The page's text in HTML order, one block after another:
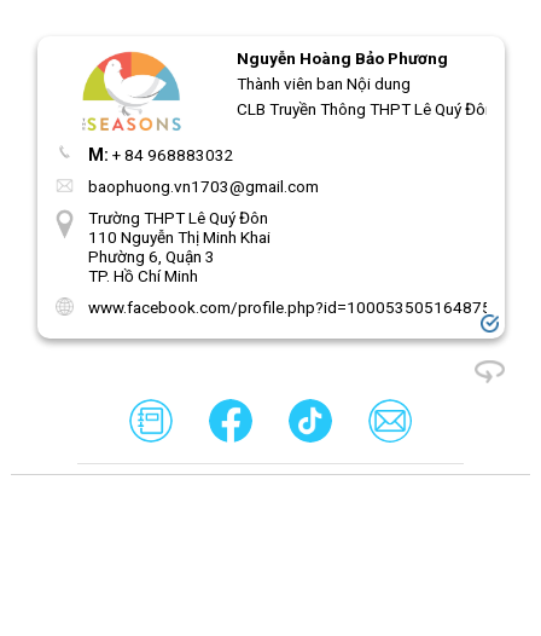
Nguyễn Hoàng Bảo Phương
Thành viên ban Nội dung
CLB Truyền Thông THPT Lê Quý Đôn
M: + 84 968883032
baophuong.vn1703@gmail.com
Trường THPT Lê Quý Đôn
110 Nguyễn Thị Minh Khai
Phường 6, Quận 3
TP. Hồ Chí Minh
www.facebook.com/